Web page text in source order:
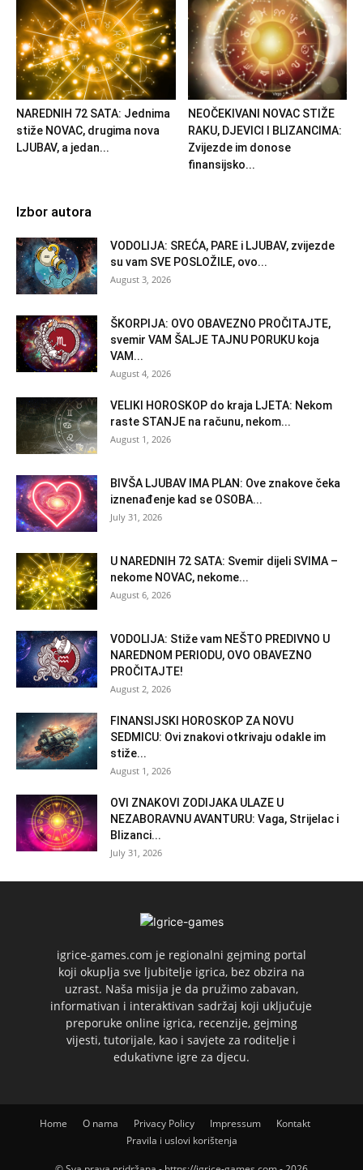
NAREDNIH 72 SATA: Jednima
stiže NOVAC, drugima nova
LJUBAV, a jedan...
NEOČEKIVANI NOVAC STIŽE
RAKU, DJEVICI I BLIZANCIMA:
Zvijezde im donose
finansijsko...
Izbor autora
VODOLIJA: SREĆA, PARE i LJUBAV, zvijezde
su vam SVE POSLOŽILE, ovo...
August 3, 2026
ŠKORPIJA: OVO OBAVEZNO PROČITAJTE,
svemir VAM ŠALJE TAJNU PORUKU koja
VAM...
August 4, 2026
VELIKI HOROSKOP do kraja LJETA: Nekom
raste STANJE na računu, nekom...
August 1, 2026
BIVŠA LJUBAV IMA PLAN: Ove znakove čeka
iznenađenje kad se OSOBA...
July 31, 2026
U NAREDNIH 72 SATA: Svemir dijeli SVIMA –
nekome NOVAC, nekome...
August 6, 2026
VODOLIJA: Stiže vam NEŠTO PREDIVNO U
NAREDNOM PERIODU, OVO OBAVEZNO
PROČITAJTE!
August 2, 2026
FINANSIJSKI HOROSKOP ZA NOVU
SEDMICU: Ovi znakovi otkrivaju odakle im
stiže...
August 1, 2026
OVI ZNAKOVI ZODIJAKA ULAZE U
NEZABORAVNU AVANTURU: Vaga, Strijelac i
Blizanci...
July 31, 2026
igrice-games.com je regionalni gejming portal
koji okuplja sve ljubitelje igrica, bez obzira na
uzrast. Naša misija je da pružimo zabavan,
informativan i interaktivan sadržaj koji uključuje
preporuke online igrica, recenzije, gejming
vijesti, tutorijale, kao i savjete za roditelje i
edukativne igre za djecu.
Home O nama Privacy Policy Impressum
Kontakt
Pravila i uslovi korištenja